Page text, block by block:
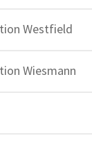
Westfield
Wiesmann